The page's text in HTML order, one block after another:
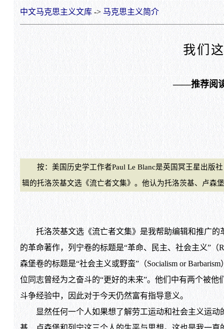
中文马克思主义文库-> 马克思主义简介
我们
——推荐阅
按：美国历史学工作者Paul Le Blanc是英国冥王星出版社
辑的托洛茨基文选《流亡者文集》。他认为托洛茨基、卢森
托洛茨基文选《流亡者文集》是我帮助编辑和推广的
的革命著作，列宁卷的标题是“革命、民主、社会主义”（
森堡卷的标题是“社会主义或野蛮”（Socialism or
位同志曾经为之奋斗的“更好的未来”。他们中有两个被
斗争经验中，因此对于今天仍然富有指导意义。
显然任何一个人如果想了解劳工运动和社会主义运动